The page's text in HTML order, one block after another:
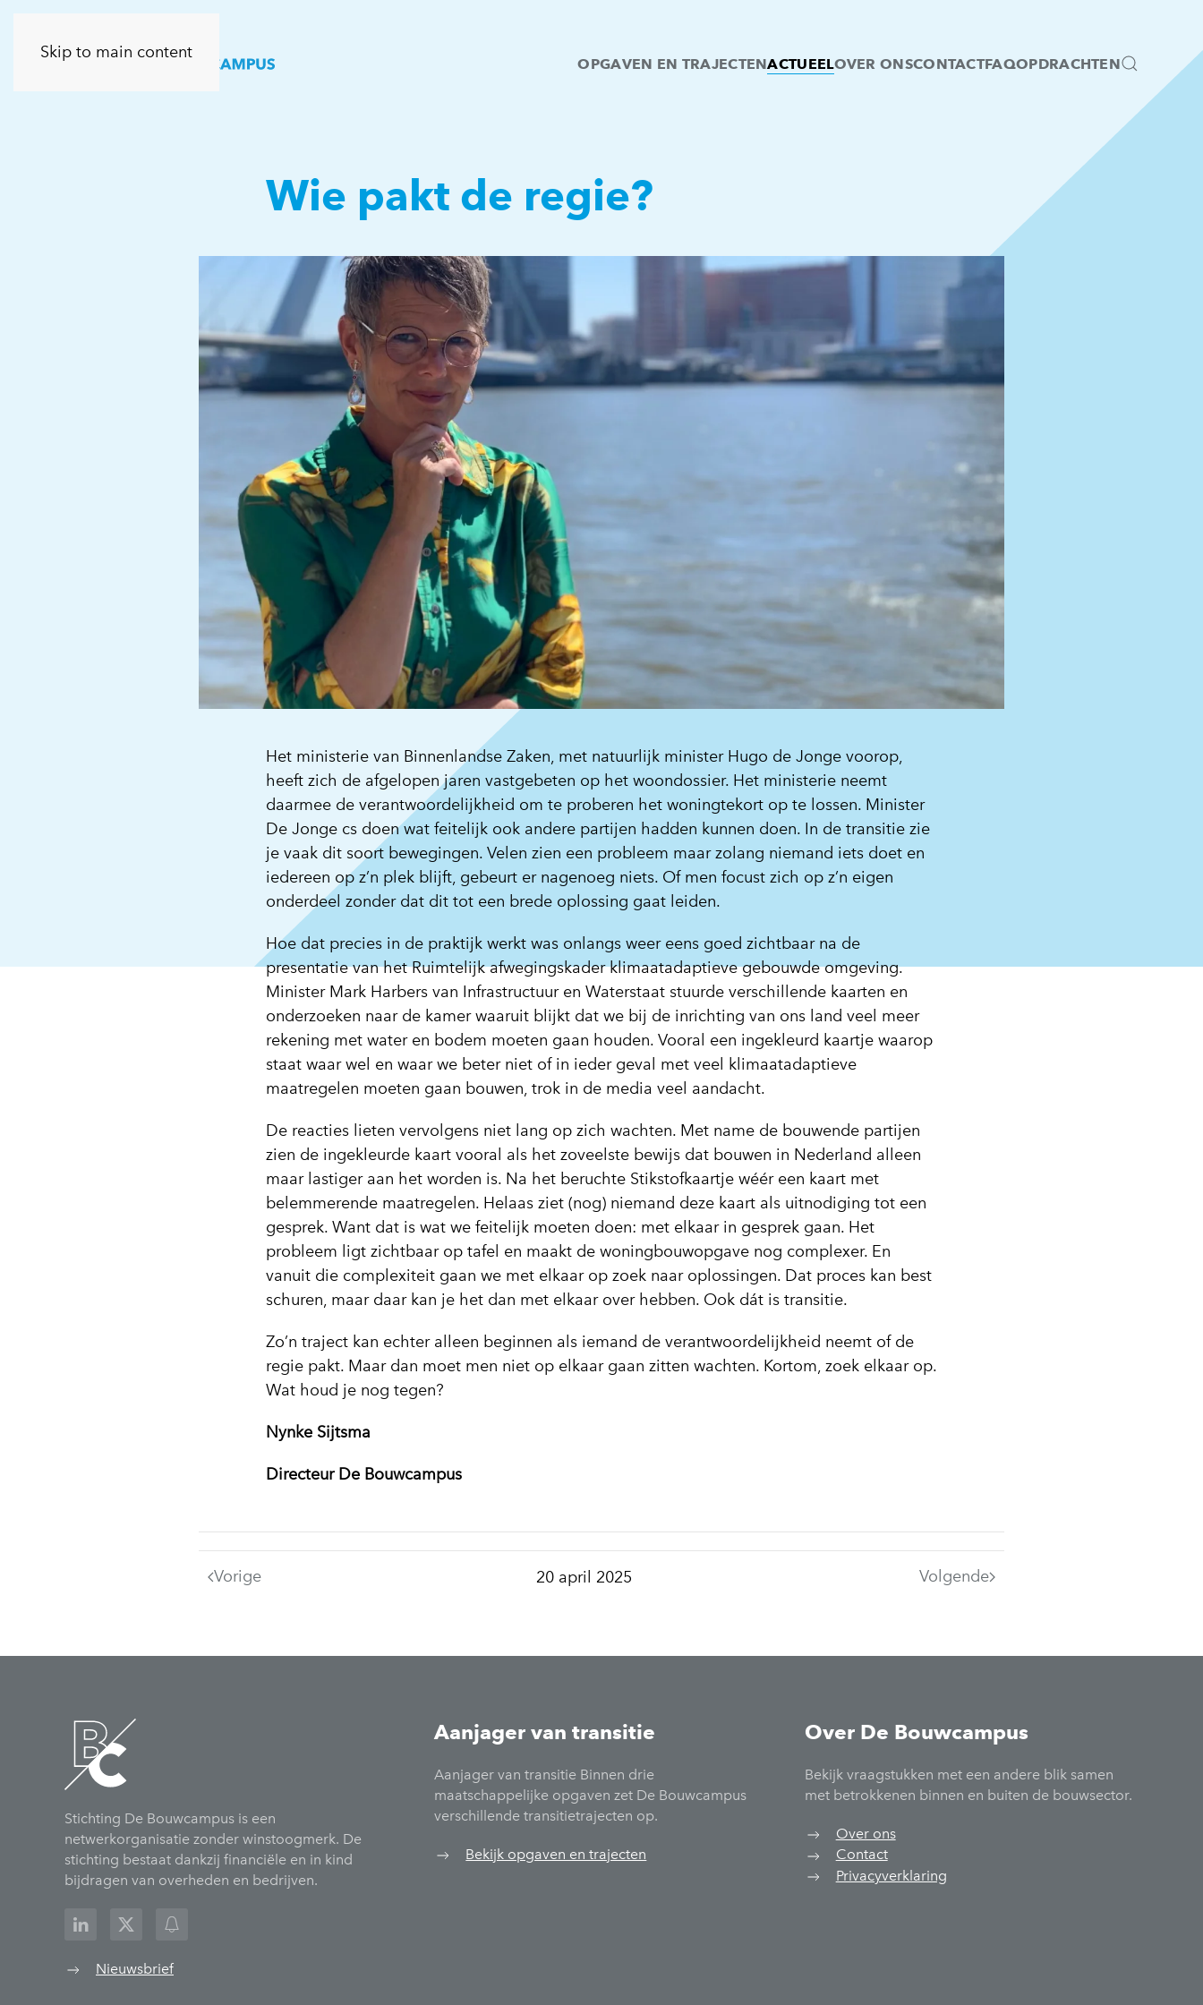
Skip to main content
OPGAVEN EN TRAJECTENACTUEELOVER ONSCONTACTFAQOPDRACHTEN
Wie pakt de regie?
Het ministerie van Binnenlandse Zaken, met natuurlijk minister Hugo de Jonge voorop,
heeft zich de afgelopen jaren vastgebeten op het woondossier. Het ministerie neemt
daarmee de verantwoordelijkheid om te proberen het woningtekort op te lossen. Minister
De Jonge cs doen wat feitelijk ook andere partijen hadden kunnen doen. In de transitie zie
je vaak dit soort bewegingen. Velen zien een probleem maar zolang niemand iets doet en
iedereen op z’n plek blijft, gebeurt er nagenoeg niets. Of men focust zich op z’n eigen
onderdeel zonder dat dit tot een brede oplossing gaat leiden.
Hoe dat precies in de praktijk werkt was onlangs weer eens goed zichtbaar na de
presentatie van het Ruimtelijk afwegingskader klimaatadaptieve gebouwde omgeving.
Minister Mark Harbers van Infrastructuur en Waterstaat stuurde verschillende kaarten en
onderzoeken naar de kamer waaruit blijkt dat we bij de inrichting van ons land veel meer
rekening met water en bodem moeten gaan houden. Vooral een ingekleurd kaartje waarop
staat waar wel en waar we beter niet of in ieder geval met veel klimaatadaptieve
maatregelen moeten gaan bouwen, trok in de media veel aandacht.
De reacties lieten vervolgens niet lang op zich wachten. Met name de bouwende partijen
zien de ingekleurde kaart vooral als het zoveelste bewijs dat bouwen in Nederland alleen
maar lastiger aan het worden is. Na het beruchte Stikstofkaartje wéér een kaart met
belemmerende maatregelen. Helaas ziet (nog) niemand deze kaart als uitnodiging tot een
gesprek. Want dat is wat we feitelijk moeten doen: met elkaar in gesprek gaan. Het
probleem ligt zichtbaar op tafel en maakt de woningbouwopgave nog complexer. En
vanuit die complexiteit gaan we met elkaar op zoek naar oplossingen. Dat proces kan best
schuren, maar daar kan je het dan met elkaar over hebben. Ook dát is transitie.
Zo’n traject kan echter alleen beginnen als iemand de verantwoordelijkheid neemt of de
regie pakt. Maar dan moet men niet op elkaar gaan zitten wachten. Kortom, zoek elkaar op.
Wat houd je nog tegen?
Nynke Sijtsma
Directeur De Bouwcampus
Vorige Volgende
20 april 2025
Stichting De Bouwcampus is een
netwerkorganisatie zonder winstoogmerk. De
stichting bestaat dankzij financiële en in kind
bijdragen van overheden en bedrijven.
Nieuwsbrief
Aanjager van transitie
Aanjager van transitie Binnen drie
maatschappelijke opgaven zet De Bouwcampus
verschillende transitietrajecten op.
Bekijk opgaven en trajecten
Over De Bouwcampus
Bekijk vraagstukken met een andere blik samen
met betrokkenen binnen en buiten de bouwsector.
Over ons
Contact
Privacyverklaring